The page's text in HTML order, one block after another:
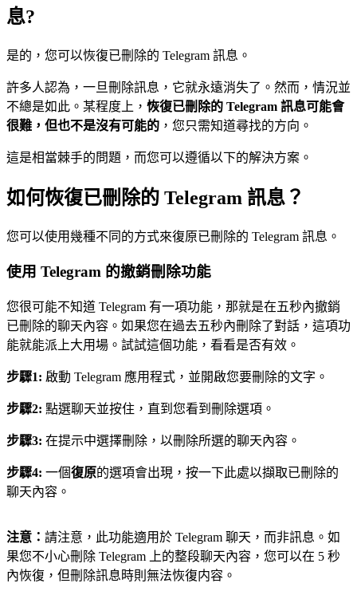
息?
是的，您可以恢復已刪除的 Telegram 訊息。
許多人認為，一旦刪除訊息，它就永遠消失了。然而，情況並
不總是如此。某程度上， 恢復已刪除的 Telegram 訊息可能會
很難，但也不是沒有可能的 ，您只需知道尋找的方向。
這是相當棘手的問題，而您可以遵循以下的解決方案。
如何恢復已刪除的 Telegram 訊息？
您可以使用幾種不同的方式來復原已刪除的 Telegram 訊息。
使用 Telegram 的撤銷刪除功能
您很可能不知道 Telegram 有一項功能，那就是在五秒內撤銷
已刪除的聊天內容。如果您在過去五秒內刪除了對話，這項功
能就能派上大用場。試試這個功能，看看是否有效。
步驟1: 啟動 Telegram 應用程式，並開啟您要刪除的文字。
步驟2: 點選聊天並按住，直到您看到刪除選項。
步驟3: 在提示中選擇刪除，以刪除所選的聊天內容。
步驟4: 一個復原的選項會出現，按一下此處以擷取已刪除的
聊天內容。
注意： 請注意，此功能適用於 Telegram 聊天，而非訊息。如
果您不小心刪除 Telegram 上的整段聊天內容，您可以在 5 秒
內恢復，但刪除訊息時則無法恢復内容。